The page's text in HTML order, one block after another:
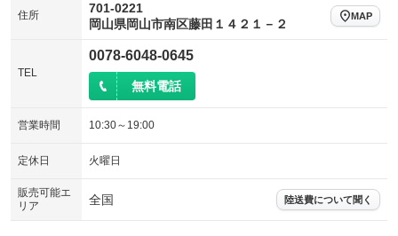
住所
701-0221
岡山県岡山市南区藤田１４２１－２
MAP
TEL
0078-6048-0645
無料電話
営業時間 10:30～19:00
定休日 火曜日
販売可能エ
リア
全国 陸送費について聞く